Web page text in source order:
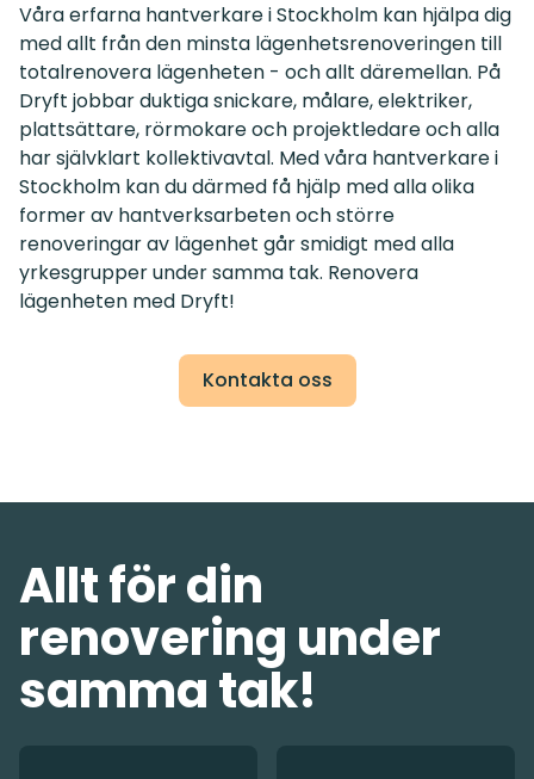
Våra erfarna hantverkare i Stockholm kan hjälpa dig
med allt från den minsta lägenhetsrenoveringen till
totalrenovera lägenheten - och allt däremellan. På
Dryft jobbar duktiga snickare, målare, elektriker,
plattsättare, rörmokare och projektledare och alla
har självklart kollektivavtal. Med våra hantverkare i
Stockholm kan du därmed få hjälp med alla olika
former av hantverksarbeten och större
renoveringar av lägenhet går smidigt med alla
yrkesgrupper under samma tak. Renovera
lägenheten med Dryft!
Kontakta oss
Allt för din
renovering under
samma tak!